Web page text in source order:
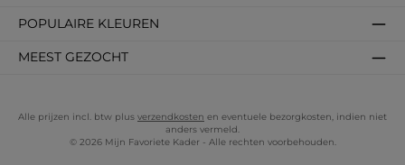
POPULAIRE KLEUREN
MEEST GEZOCHT
Alle prijzen incl. btw plus verzendkosten en eventuele bezorgkosten, indien niet
anders vermeld.
© 2026 Mijn Favoriete Kader - Alle rechten voorbehouden.